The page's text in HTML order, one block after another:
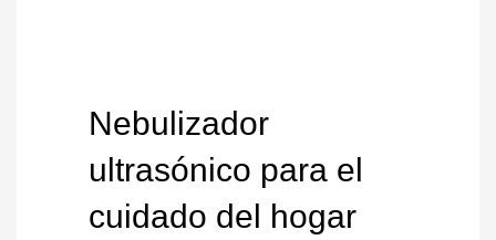
Nebulizador
ultrasónico para el
cuidado del hogar